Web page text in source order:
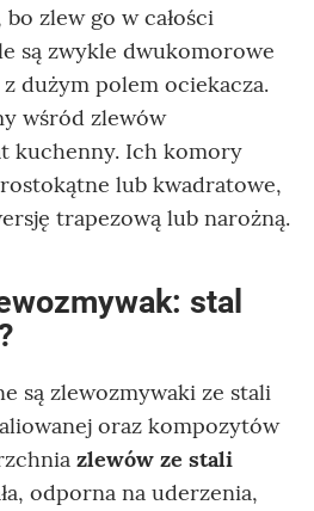
zlew go w całości
są zwykle dwukomorowe
dużym polem ociekacza.
wśród zlewów
kuchenny. Ich komory
lub kwadratowe,
trapezową lub narożną.
stal
są zlewozmywaki ze stali
oraz kompozytów
zlewów ze stali
odporna na uderzenia,